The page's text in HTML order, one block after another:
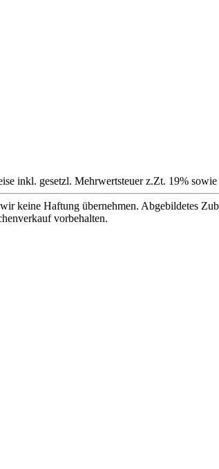
inkl. gesetzl. Mehrwertsteuer z.Zt. 19%
keine Haftung übernehmen. Abgebildetes
vorbehalten.